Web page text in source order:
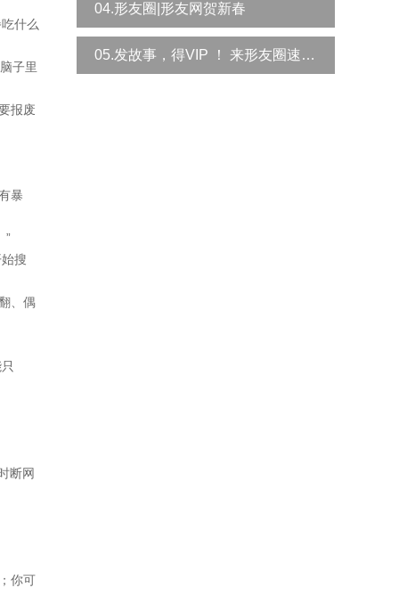
什么
子里
报废
暴
”
搜
、偶
断网
你可
04.形友圈|形友网贺新春
05.发故事，得VIP ！ 来形友圈速领！